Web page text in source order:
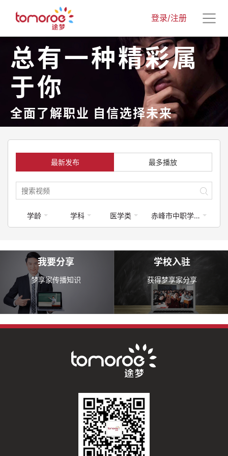
登录/注册
总有一种精彩属
于你
全面了解职业 自信选择未来
最新发布 最多播放
学龄 学科 医学类 赤峰市中职学校专业介绍
我要分享
梦享家传播知识
学校入驻
获得梦享家分享